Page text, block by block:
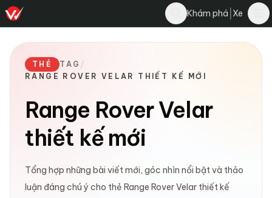
Khám phá Xe
THẺ TAG /
RANGE ROVER VELAR THIẾT KẾ MỚI
Range Rover Velar
thiết kế mới
Tổng hợp những bài viết mới, góc nhìn nổi bật và thảo
luận đáng chú ý cho thẻ Range Rover Velar thiết kế